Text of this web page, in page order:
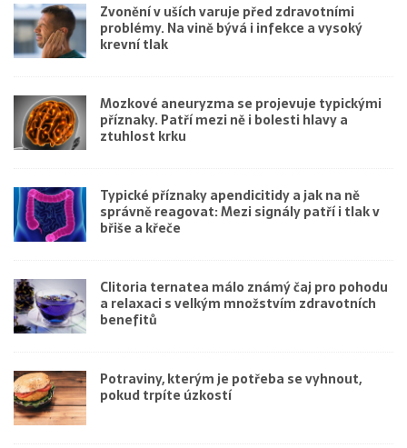
Zvonění v uších varuje před zdravotními
problémy. Na vině bývá i infekce a vysoký
krevní tlak
Mozkové aneuryzma se projevuje typickými
příznaky. Patří mezi ně i bolesti hlavy a
ztuhlost krku
Typické příznaky apendicitidy a jak na ně
správně reagovat: Mezi signály patří i tlak v
břiše a křeče
Clitoria ternatea málo známý čaj pro pohodu
a relaxaci s velkým množstvím zdravotních
benefitů
Potraviny, kterým je potřeba se vyhnout,
pokud trpíte úzkostí